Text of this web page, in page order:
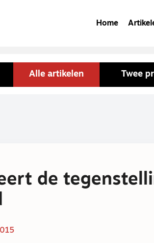
Home
Alle artikelen Twee
de